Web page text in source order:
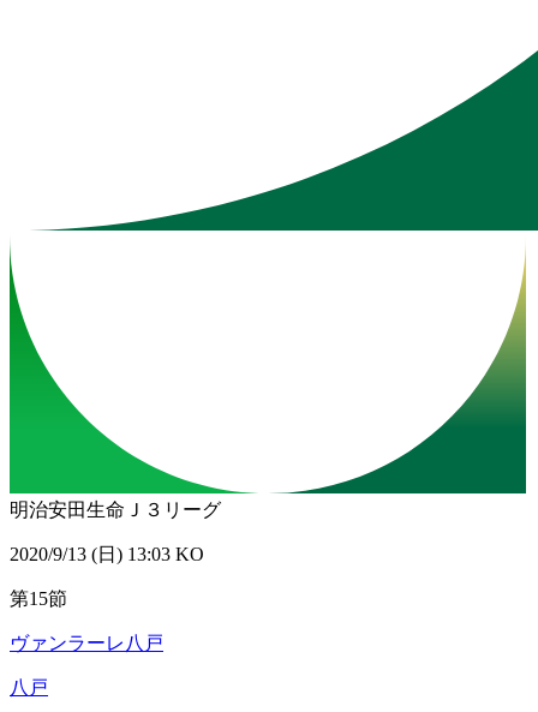
明治安田生命Ｊ３リーグ
2020/9/13 (日) 13:03 KO
第15節
ヴァンラーレ八戸
八戸